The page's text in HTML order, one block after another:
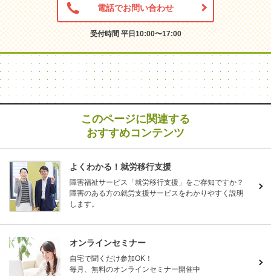
電話でお問い合わせ
受付時間 平日10:00〜17:00
このページに関連する
おすすめコンテンツ
よくわかる！就労移行支援
障害福祉サービス「就労移行支援」をご存知ですか？
障害のある方の就労支援サービスをわかりやすく説明
します。
オンラインセミナー
自宅で聞くだけ参加OK！
毎月、無料のオンラインセミナー開催中